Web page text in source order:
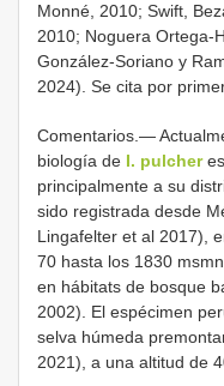
Monné, 2010; Swift,
2010; Noguera Ortega-
González-Soriano y
2024). Se cita por
Comentarios.—
biología de I. pulcher
principalmente a su
sido registrada desde
Lingafelter et al 2017),
70 hasta los 1830
en hábitats de bosque
2002). El espécimen
selva húmeda
2021), a una altitud de